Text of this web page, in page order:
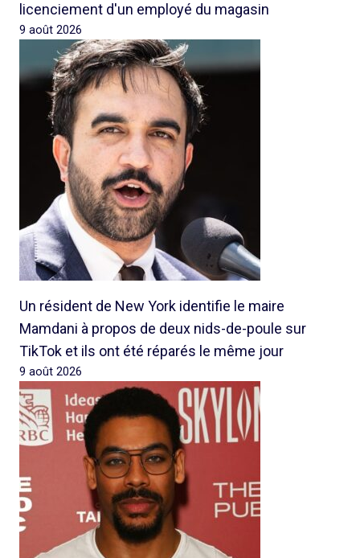
licenciement d'un employé du magasin
9 août 2026
Un résident de New York identifie le maire
Mamdani à propos de deux nids-de-poule sur
TikTok et ils ont été réparés le même jour
9 août 2026